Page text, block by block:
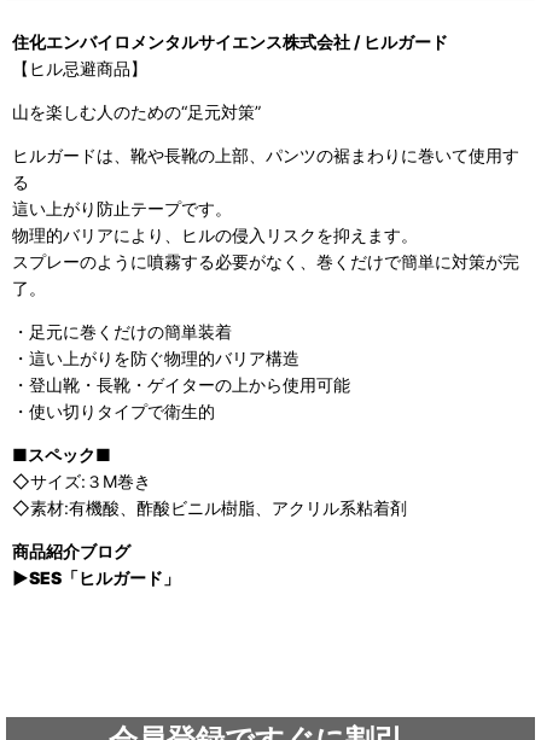
住化エンバイロメンタルサイエンス株式会社 / ヒルガード
【ヒル忌避商品】
山を楽しむ人のための“足元対策”
ヒルガードは、靴や長靴の上部、パンツの裾まわりに巻いて使用す
る
這い上がり防止テープです。
物理的バリアにより、ヒルの侵入リスクを抑えます。
スプレーのように噴霧する必要がなく、巻くだけで簡単に対策が完
了。
・足元に巻くだけの簡単装着
・這い上がりを防ぐ物理的バリア構造
・登山靴・長靴・ゲイターの上から使用可能
・使い切りタイプで衛生的
■スペック■
◇サイズ:３M巻き
◇素材:有機酸、酢酸ビニル樹脂、アクリル系粘着剤
商品紹介ブログ
▶SES「ヒルガード」